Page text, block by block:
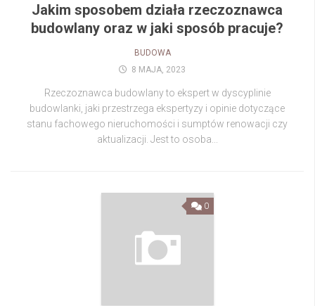
Jakim sposobem działa rzeczoznawca
budowlany oraz w jaki sposób pracuje?
BUDOWA
8 MAJA, 2023
Rzeczoznawca budowlany to ekspert w dyscyplinie
budowlanki, jaki przestrzega ekspertyzy i opinie dotyczące
stanu fachowego nieruchomości i sumptów renowacji czy
aktualizacji. Jest to osoba...
0